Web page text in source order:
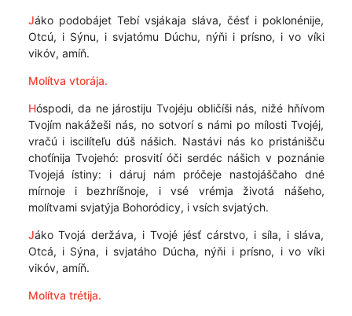
Jáko podobájet Tebí vsjákaja sláva, čésť i poklonénije,
Otcú, i Sýnu, i svjatómu Dúchu, nýňi i prísno, i vo víki
vikóv, amíň.
Molítva vtorája.
Hóspodi, da ne járostiju Tvojéju obličíši nás, nižé hňívom
Tvojím nakážeši nás, no sotvorí s námi po mílosti Tvojéj,
vračú i iscilíteľu dúš nášich. Nastávi nás ko pristánišču
choťínija Tvojehó: prosvití óči serdéc nášich v poznánie
Tvojejá ístiny: i dáruj nám próčeje nastojáščaho dné
mírnoje i bezhríšnoje, i vsé vrémja životá nášeho,
molítvami svjatýja Bohoródicy, i vsích svjatých.
Jáko Tvojá deržáva, i Tvojé jésť cárstvo, i síla, i sláva,
Otcá, i Sýna, i svjatáho Dúcha, nýňi i prísno, i vo víki
vikóv, amíň.
Molítva trétija.